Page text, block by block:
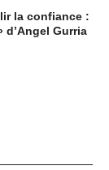
la confiance :
d’Angel Gurria